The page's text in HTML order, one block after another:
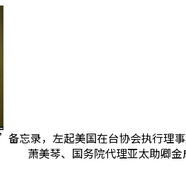
忘录，左起美国在台协会执行理
萧美琴、国务院代理亚太助卿金